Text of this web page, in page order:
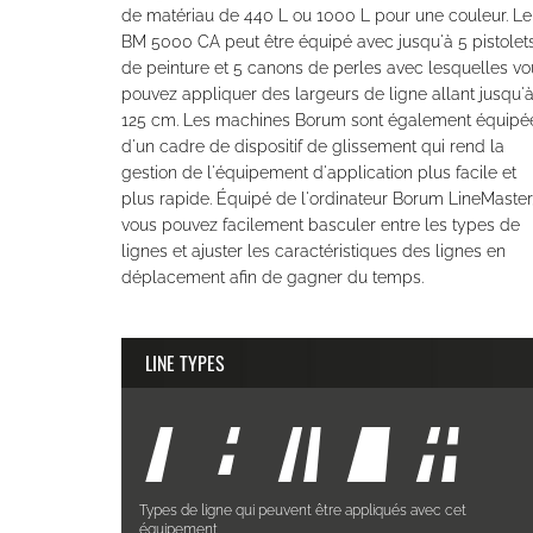
de matériau de 440 L ou 1000 L pour une couleur. Le
BM 5000 CA peut être équipé avec jusqu'à 5
de peinture et 5 canons de perles avec lesquelles
pouvez appliquer des largeurs de ligne allant jusqu'à
125 cm. Les machines Borum sont également
d'un cadre de dispositif de glissement qui rend la
gestion de l'équipement d'application plus facile et
plus rapide. Équipé de l'ordinateur Borum LineMaster,
vous pouvez facilement basculer entre les types de
lignes et ajuster les caractéristiques des lignes en
déplacement afin de gagner du temps.
LINE TYPES
Types de ligne qui peuvent être appliqués avec cet
équipement